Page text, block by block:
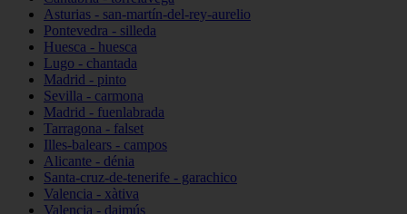
Asturias - san-martín-del-rey-aurelio
Pontevedra - silleda
Huesca - huesca
Lugo - chantada
Madrid - pinto
Sevilla - carmona
Madrid - fuenlabrada
Tarragona - falset
Illes-balears - campos
Alicante - dénia
Santa-cruz-de-tenerife - garachico
Valencia - xàtiva
Valencia - daimús